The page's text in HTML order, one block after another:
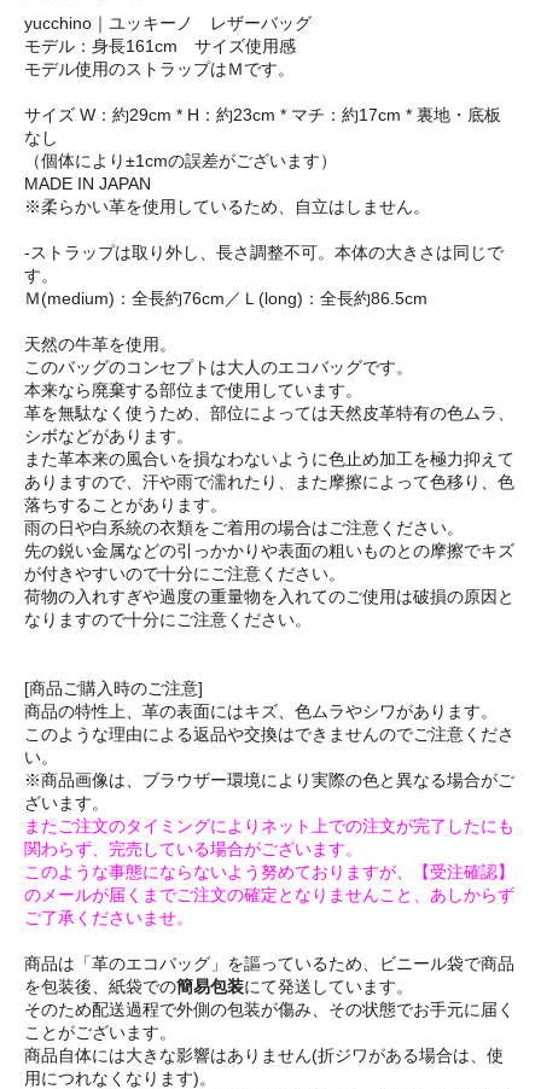
yucchino｜ユッキーノ レザーバッグ
モデル：身長161cm サイズ使用感
モデル使用のストラップはＭです。
サイズ W：約29cm * H：約23cm * マチ：約17cm * 裏地・底板
なし
（個体により±1cmの誤差がございます）
MADE IN JAPAN
※柔らかい革を使用しているため、自立はしません。
-ストラップは取り外し、長さ調整不可。本体の大きさは同じで
す。
Ｍ(medium)：全長約76cm／Ｌ(long)：全長約86.5cm
天然の牛革を使用。
このバッグのコンセプトは大人のエコバッグです。
本来なら廃棄する部位まで使用しています。
革を無駄なく使うため、部位によっては天然皮革特有の色ムラ、
シボなどがあります。
また革本来の風合いを損なわないように色止め加工を極力抑えて
ありますので、汗や雨で濡れたり、また摩擦によって色移り、色
落ちすることがあります。
雨の日や白系統の衣類をご着用の場合はご注意ください。
先の鋭い金属などの引っかかりや表面の粗いものとの摩擦でキズ
が付きやすいので十分にご注意ください。
荷物の入れすぎや過度の重量物を入れてのご使用は破損の原因と
なりますので十分にご注意ください。
[商品ご購入時のご注意]
商品の特性上、革の表面にはキズ、色ムラやシワがあります。
このような理由による返品や交換はできませんのでご注意くださ
い。
※商品画像は、ブラウザー環境により実際の色と異なる場合がご
ざいます。
またご注文のタイミングによりネット上での注文が完了したにも
関わらず、完売している場合がございます。
このような事態にならないよう努めておりますが、【受注確認】
のメールが届くまでご注文の確定となりませんこと、あしからず
ご了承くださいませ。
商品は「革のエコバッグ」を謳っているため、ビニール袋で商品
を包装後、紙袋での簡易包装にて発送しています。
そのため配送過程で外側の包装が傷み、その状態でお手元に届く
ことがございます。
商品自体には大きな影響はありません(折ジワがある場合は、使
用につれなくなります)。